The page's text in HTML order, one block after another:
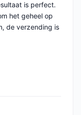
is perfect.
het geheel op
de verzending is